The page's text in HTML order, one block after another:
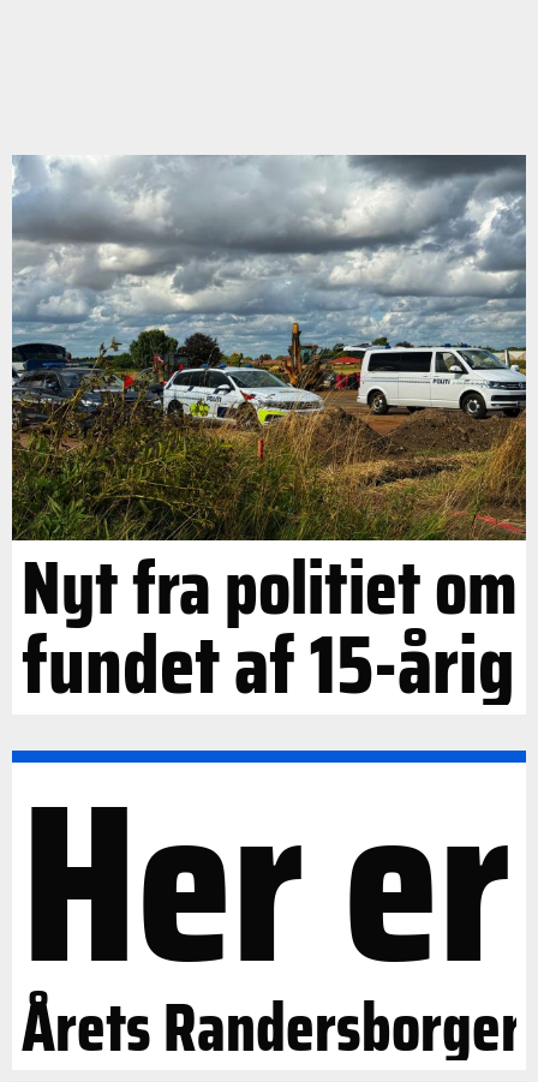
Nyt fra politiet om
fundet af 15-årig
Her er
Årets Randersborger